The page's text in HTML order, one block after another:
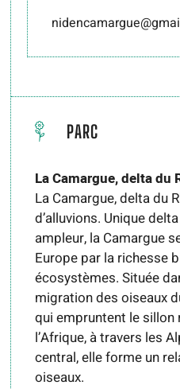
PARC
La Camargue, delta du
La Camargue, delta du
d’alluvions. Unique
ampleur, la Camargue
Europe par la richesse
écosystèmes. Située
migration des oiseaux
qui empruntent le sillon
l’Afrique, à travers les
central, elle forme un
oiseaux.